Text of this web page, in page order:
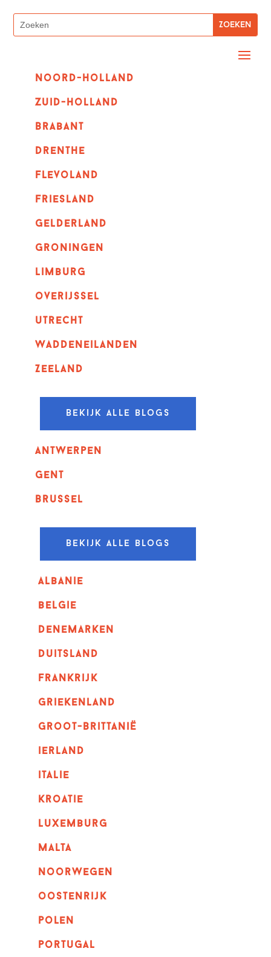
Noord-holland
zuid-holland
Brabant
Drenthe
Flevoland
Friesland
Gelderland
Groningen
Limburg
overijssel
utrecht
Waddeneilanden
Zeeland
Bekijk alle blogs
Antwerpen
GENT
Brussel
Bekijk alle blogs
albanie
belgie
denemarken
duitsland
frankrijk
griekenland
Groot-Brittanië
ierland
italie
kroatie
luxemburg
malta
noorwegen
oostenrijk
polen
portugal